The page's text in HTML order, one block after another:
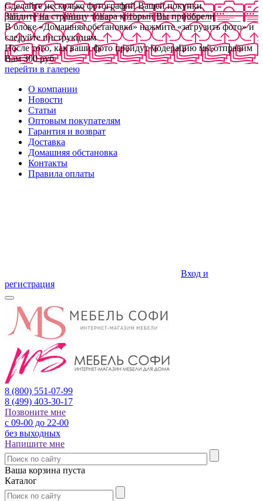
Сделайте несколько фотографий Вашей покупки
Зайдите на страницу товара который Вы приобрели
В блоке «Домашняя обстановка» нажмите «загрузить фото» и
следуйте инструкциям
После того, как ваши фото пройдут модерацию мы отправим
Вам 300 руб
перейти в галерею
О компании
Новости
Статьи
Оптовым покупателям
Гарантия и возврат
Доставка
Домашняя обстановка
Контакты
Правила оплаты
Вход и
регистрация
8 (800) 551-07-99
8 (499) 403-30-17
Позвоните мне
с 09-00 до 22-00
без выходных
Напишите мне
Ваша корзина пуста
Каталог